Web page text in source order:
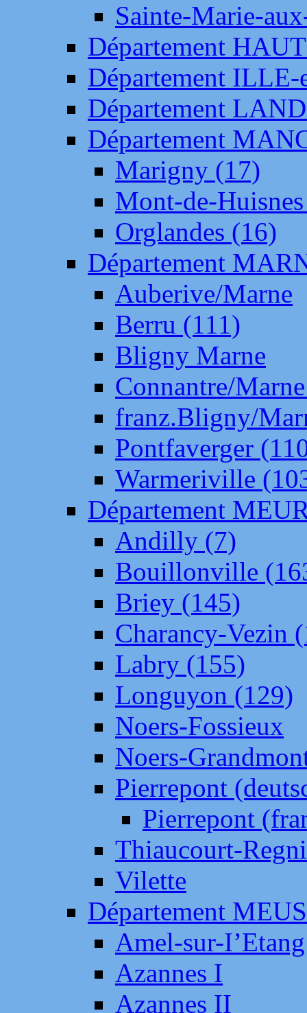
Sainte-Marie-
Département
Département
Département
Département
Marigny (17)
Mont-de-
Orglandes (16)
Département
Auberive/Marne
Berru (111)
Bligny Marne
Connantre/
franz.Bligny/
Pontfaverger
Warmeriville
Département
Andilly (7)
Bouillonville
Briey (145)
Charancy-Vezin
Labry (155)
Longuyon (129)
Noers-Fossieux
Noers-
Pierrepont
Pierrepont
Thiaucourt-
Vilette
Département
Amel-sur-
Azannes I
Azannes II